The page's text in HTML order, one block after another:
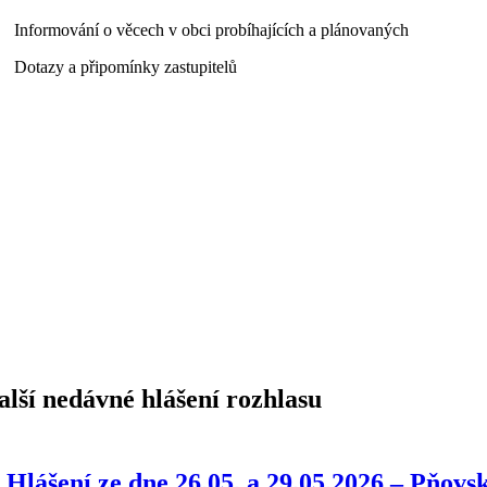
o věcech v obci probíhajících a plánovaných
a připomínky zastupitelů
nedávné hlášení rozhlasu